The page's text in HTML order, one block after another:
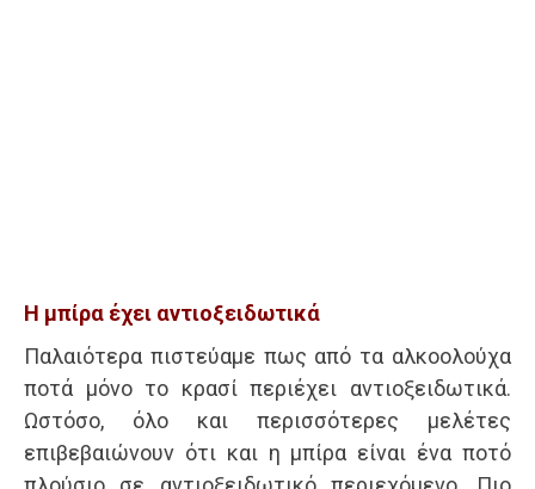
Η μπίρα έχει αντιοξειδωτικά
Παλαιότερα πιστεύαμε πως από τα αλκοολούχα
ποτά μόνο το κρασί περιέχει αντιοξειδωτικά.
Ωστόσο, όλο και περισσότερες μελέτες
επιβεβαιώνουν ότι και η μπίρα είναι ένα ποτό